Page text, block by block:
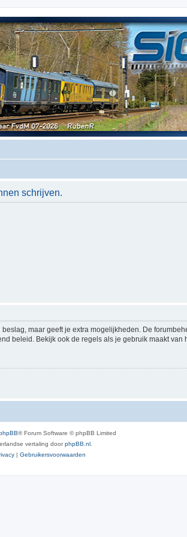
schrijven.
maar geeft je extra mogelijkheden. De
beleid. Bekijk ook de regels als je gebruik maakt van
® Forum Software © phpBB Limited
vertaling doorphpBB.nl
| Gebruikersvoorwaarden